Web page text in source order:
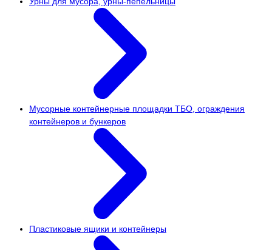
Мусорные контейнерные площадки ТБО, ограждения
контейнеров и бункеров
Пластиковые ящики и контейнеры